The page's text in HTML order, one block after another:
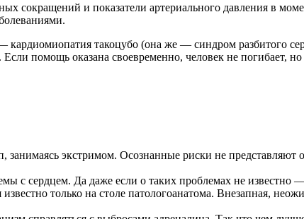
сокращений и показатели артериального давления в
кардиомиопатия такоцубо (она же — синдром разбитого
помощь оказана своевременно, человек не погибает,
экстримом. Осознанные риски не представляют
с сердцем. Да даже если о таких проблемах не известно
только на столе патологоанатома. Внезапная,